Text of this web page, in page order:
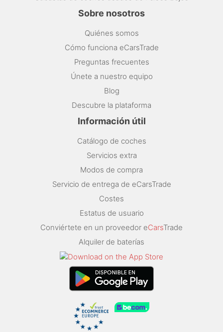
Sobre nosotros
Quiénes somos
Cómo funciona eCarsTrade
Preguntas frecuentes
Únete a nuestro equipo
Blog
Descubre la plataforma
Información útil
Catálogo de coches
Servicios extra
Modos de compra
Servicio de entrega de eCarsTrade
Costes
Estatus de usuario
Conviértete en un proveedor eCarsTrade
Alquiler de baterías